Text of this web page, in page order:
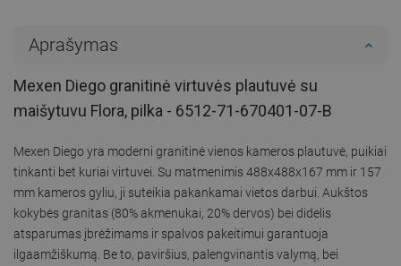
Aprašymas
Mexen Diego granitinė virtuvės plautuvė su
maišytuvu Flora, pilka - 6512-71-670401-07-B
Mexen Diego yra moderni granitinė vienos kameros plautuvė, puikiai
tinkanti bet kuriai virtuvei. Su matmenimis 488x488x167 mm ir 157
mm kameros gyliu, ji suteikia pakankamai vietos darbui. Aukštos
kokybės granitas (80% akmenukai, 20% dervos) bei didelis
atsparumas įbrėžimams ir spalvos pakeitimui garantuoja
ilgaamžiškumą. Be to, paviršius, palengvinantis valymą, bei